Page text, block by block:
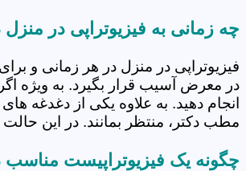
چه زمانی به فیزیوتراپی در
فیزیوتراپی در منزل در هر زمانی و
در معرض آسیب قرار بگیرد. به ویژه
انجام دهید. به علاوه یکی از دغدغه
مطب دکتر، منتظر بمانند. در این
چگونه یک فیزیوتراپیست مناسب